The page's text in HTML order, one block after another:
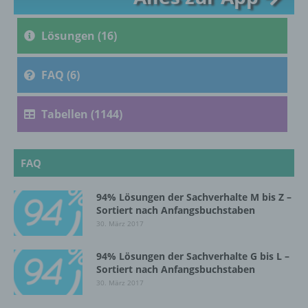
Lösungen (16)
FAQ (6)
Tabellen (1144)
FAQ
94% Lösungen der Sachverhalte M bis Z –
Sortiert nach Anfangsbuchstaben
30. März 2017
94% Lösungen der Sachverhalte G bis L –
Sortiert nach Anfangsbuchstaben
30. März 2017
Verarbeitung ist jeder mit oder ohne Hilfe
automatisierter Verfahren ausgeführte
Vorgang oder jede solche Vorgangsreihe im
Zusammenhang mit personenbezogenen
Daten wie das Erheben, das Erfassen, die
Organisation, das Ordnen, die Speicherung,
die Anpassung oder Veränderung, das
die Offenlegung durch Übermittlung,
Bereitstellung, den Abgleich oder die
Verknüpfung, die Einschränkung, das
Löschen oder die Vernichtung.
d) Einschränkung der Verarbeitung
Einschränkung der Verarbeitung ist die
Markierung gespeicherter